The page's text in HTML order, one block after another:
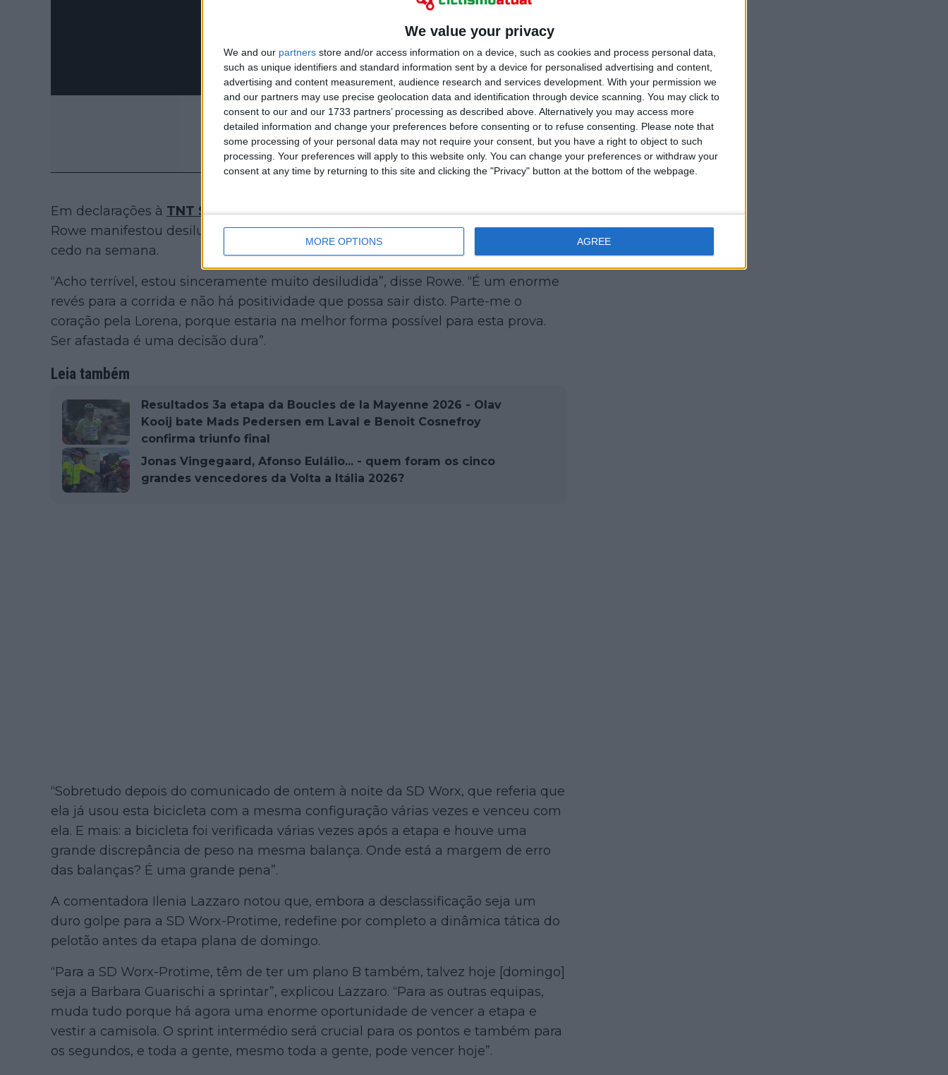
We value your privacy
We and our partners store and/or access information on a device, such as cookies and process personal data,
such as unique identifiers and standard information sent by a device for personalised advertising and content,
advertising and content measurement, audience research and services development. With your permission we
and our partners may use precise geolocation data and identification through device scanning. You may click to
consent to our and our 1733 partners’ processing as described above. Alternatively you may access more
detailed information and change your preferences before consenting or to refuse consenting.
Please note that
some processing of your personal data may not require your consent, but you have a right to object to such
processing. Your preferences will apply to this website only. You can change your preferences or withdraw your
consent at any time by returning to this site and clicking the "Privacy" button at the bottom of the webpage.
MORE OPTIONS AGREE
Em declarações à TNT Sportsantes da 2ª etapa no domingo, a especialista Dani
Rowe manifestou desilusão por perder uma das maiores figuras da prova tão
cedo na semana.
“Acho terrível, estou sinceramente muito desiludida”, disse Rowe. “É um enorme
revés para a corrida e não há positividade que possa sair disto. Parte-me o
coração pela Lorena, porque estaria na melhor forma possível para esta prova.
Ser afastada é uma decisão dura”.
Leia também
Resultados 3a etapa da Boucles de la Mayenne 2026 - Olav
Kooij bate Mads Pedersen em Laval e Benoit Cosnefroy
confirma triunfo final
Jonas Vingegaard, Afonso Eulálio... - quem foram os cinco
grandes vencedores da Volta a Itália 2026?
“Sobretudo depois do comunicado de ontem à noite da SD Worx, que referia que
ela já usou esta bicicleta com a mesma configuração várias vezes e venceu com
ela. E mais: a bicicleta foi verificada várias vezes após a etapa e houve uma
grande discrepância de peso na mesma balança. Onde está a margem de erro
das balanças? É uma grande pena”.
A comentadora Ilenia Lazzaro notou que, embora a desclassificação seja um
duro golpe para a SD Worx-Protime, redefine por completo a dinâmica tática do
pelotão antes da etapa plana de domingo.
“Para a SD Worx-Protime, têm de ter um plano B também, talvez hoje [domingo]
seja a Barbara Guarischi a sprintar”, explicou Lazzaro. “Para as outras equipas,
muda tudo porque há agora uma enorme oportunidade de vencer a etapa e
vestir a camisola. O sprint intermédio será crucial para os pontos e também para
os segundos, e toda a gente, mesmo toda a gente, pode vencer hoje”.